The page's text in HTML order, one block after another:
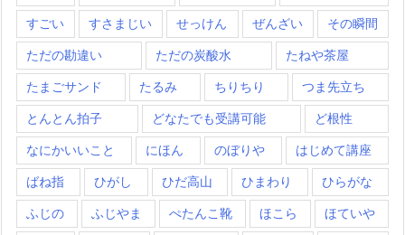
すごい すさまじい せっけん ぜんざい その瞬間
ただの勘違い ただの炭酸水 たねや茶屋
たまごサンド たるみ ちりちり つま先立ち
とんとん拍子 どなたでも受講可能 ど根性
なにかいいこと にほん のぼりや はじめて講座
ばね指 ひがし ひだ高山 ひまわり ひらがな
ふじの ふじやま ぺたんこ靴 ほこら ほていや